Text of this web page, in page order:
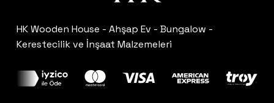
HK Wooden House - Ahşap Ev - Bungalow -
Kerestecilik ve İnşaat Malzemeleri